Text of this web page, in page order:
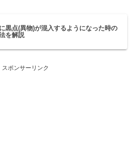
黒点(異物)が混入するようになった時の
を解説
スポンサーリンク